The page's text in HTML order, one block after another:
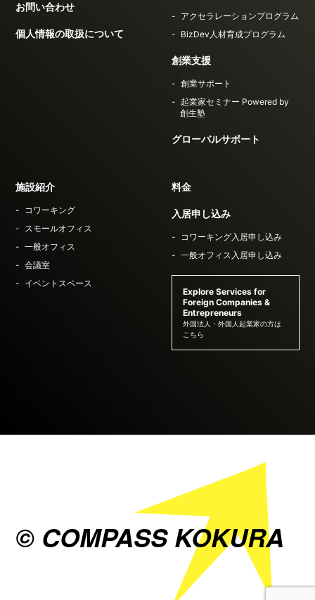
お問い合わせ
個人情報の取扱について
アクセラレーションプログラム
BizDev人材育成プログラム
創業支援
創業サポート
起業家セミナー Powered by
創生塾
グローバルサポート
施設紹介
コワーキング
スモールオフィス
一般オフィス
会議室
イベントスペース
料金
入居申し込み
コワーキング入居申し込み
一般オフィス入居申し込み
Explore Services for
Foreign Companies &
Entrepreneurs
外国法人・外国人起業家の方は
こちら
© COMPASS KOKURA